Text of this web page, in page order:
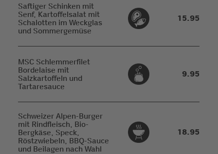
Saftiger Schinken mit
Senf, Kartoffelsalat mit
Schalotten im Weckglas
und Sommergemüse
15.95
MSC Schlemmerfilet
Bordelaise mit
Salzkartoffeln und
Tartaresauce
9.95
Schweizer Alpen-Burger
mit Rindfleisch, Bio-
Bergkäse, Speck,
Röstzwiebeln, BBQ-Sauce
und Beilagen nach Wahl
18.95